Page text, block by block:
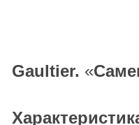
Gaultier. «